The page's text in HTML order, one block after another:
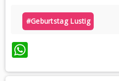
#geburtstag Lustig
WhatsApp